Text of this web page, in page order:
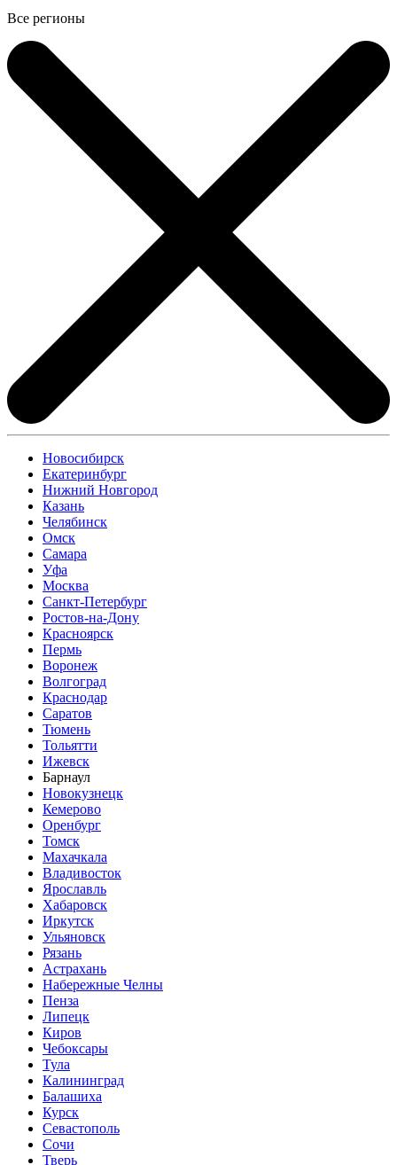
Все регионы
Новосибирск
Екатеринбург
Нижний Новгород
Казань
Челябинск
Омск
Самара
Уфа
Москва
Санкт-Петербург
Ростов-на-Дону
Красноярск
Пермь
Воронеж
Волгоград
Краснодар
Саратов
Тюмень
Тольятти
Ижевск
Барнаул
Новокузнецк
Кемерово
Оренбург
Томск
Махачкала
Владивосток
Ярославль
Хабаровск
Иркутск
Ульяновск
Рязань
Астрахань
Набережные Челны
Пенза
Липецк
Киров
Чебоксары
Тула
Калининград
Балашиха
Курск
Севастополь
Сочи
Тверь